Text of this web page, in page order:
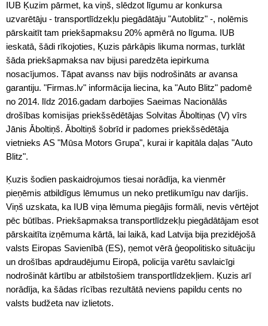
IUB Ķuzim pārmet, ka viņš, slēdzot līgumu ar konkursa
uzvarētāju - transportlīdzekļu piegādātāju "Autoblitz" -, nolēmis
pārskaitīt tam priekšapmaksu 20% apmērā no līguma. IUB
ieskatā, šādi rīkojoties, Ķuzis pārkāpis likuma normas, turklāt
šāda priekšapmaksa nav bijusi paredzēta iepirkuma
nosacījumos. Tāpat avanss nav bijis nodrošināts ar avansa
garantiju. "Firmas.lv" informācija liecina, ka "Auto Blitz" padomē
no 2014. līdz 2016.gadam darbojies Saeimas Nacionālās
drošības komisijas priekšsēdētājas Solvitas Āboltiņas (V) vīrs
Jānis Āboltiņš. Āboltiņš šobrīd ir padomes priekšsēdētāja
vietnieks AS "Mūsa Motors Grupa", kurai ir kapitāla daļas "Auto
Blitz".
Ķuzis šodien paskaidrojumos tiesai norādīja, ka vienmēr
pieņēmis atbildīgus lēmumus un neko pretlikumīgu nav darījis.
Viņš uzskata, ka IUB viņa lēmuma piegājis formāli, nevis vērtējot
pēc būtības. Priekšapmaksa transportlīdzekļu piegādātājam esot
pārskaitīta izņēmuma kārtā, lai laikā, kad Latvija bija prezidējošā
valsts Eiropas Savienībā (ES), ņemot vērā ģeopolitisko situāciju
un drošības apdraudējumu Eiropā, policija varētu savlaicīgi
nodrošināt kārtību ar atbilstošiem transportlīdzekļiem. Ķuzis arī
norādīja, ka šādas rīcības rezultātā neviens papildu cents no
valsts budžeta nav izlietots.